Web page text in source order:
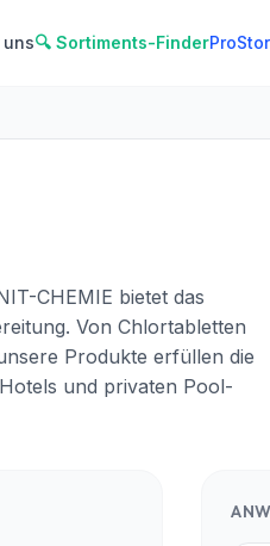
uns🔍 Sortiments-Finder
CHEMIE bietet das
Von Chlortabletten
Produkte erfüllen die
und privaten Pool-